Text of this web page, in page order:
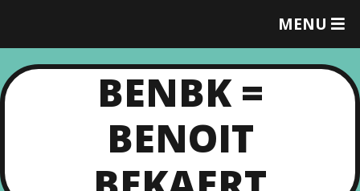
MENU
T
G
L
U
BENBK =
BENOIT